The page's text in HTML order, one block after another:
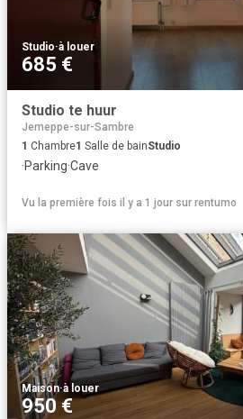
Studio·à louer
685 €
Studio te huur
Jemeppe-sur-Sambre
1 Chambre1 Salle de bainStudio
·Parking·Cave
Vu la première fois il y a 1 jour sur rentumo
Maison·à louer
950 €